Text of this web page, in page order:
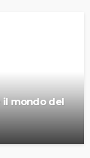
il mondo del